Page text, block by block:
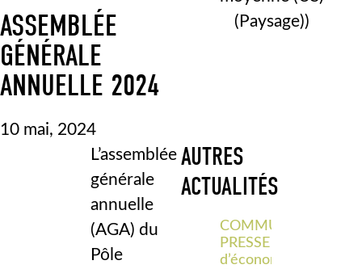
ASSEMBLÉE
GÉNÉRALE
ANNUELLE 2024
10 mai, 2024
L’assemblée
générale
annuelle
(AGA) du
Pôle
AUTRES
ACTUALITÉS
COMMUNIQUÉ DE
PRESSE – Le Pôle
d’économie sociale